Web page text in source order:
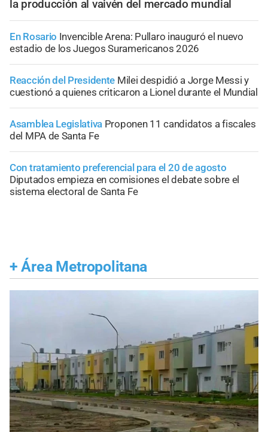
la producción al vaivén del mercado mundial
En Rosario Invencible Arena: Pullaro inauguró el nuevo
estadio de los Juegos Suramericanos 2026
Reacción del Presidente Milei despidió a Jorge Messi y
cuestionó a quienes criticaron a Lionel durante el Mundial
Asamblea Legislativa Proponen 11 candidatos a fiscales
del MPA de Santa Fe
Con tratamiento preferencial para el 20 de agosto
Diputados empieza en comisiones el debate sobre el
sistema electoral de Santa Fe
+ Área Metropolitana